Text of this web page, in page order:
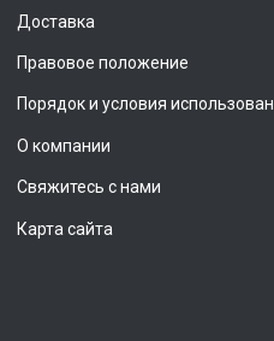
Доставка
Правовое положение
Порядок и условия
О компании
Свяжитесь с нами
Карта сайта